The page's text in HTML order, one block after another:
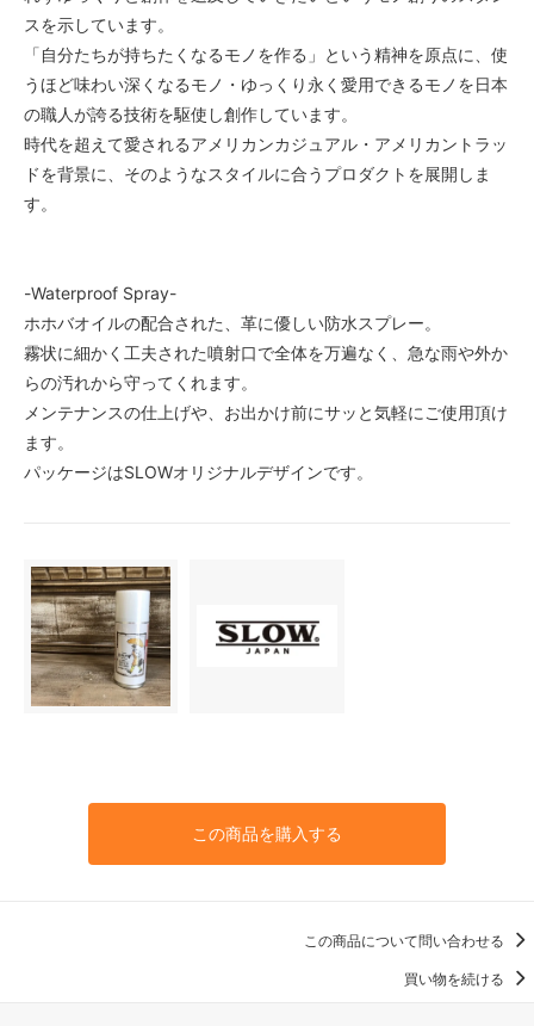
スを示しています。
「自分たちが持ちたくなるモノを作る」という精神を原点に、使
うほど味わい深くなるモノ・ゆっくり永く愛用できるモノを日本
の職人が誇る技術を駆使し創作しています。
時代を超えて愛されるアメリカンカジュアル・アメリカントラッ
ドを背景に、そのようなスタイルに合うプロダクトを展開しま
す。
-Waterproof Spray-
ホホバオイルの配合された、革に優しい防水スプレー。
霧状に細かく工夫された噴射口で全体を万遍なく、急な雨や外か
らの汚れから守ってくれます。
メンテナンスの仕上げや、お出かけ前にサッと気軽にご使用頂け
ます。
パッケージはSLOWオリジナルデザインです。
この商品を購入する
この商品について問い合わせる
買い物を続ける